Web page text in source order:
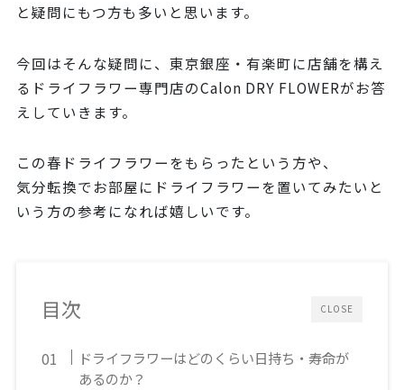
と疑問にもつ方も多いと思います。
今回はそんな疑問に、東京銀座・有楽町に店舗を構え
るドライフラワー専門店のCalon DRY FLOWERがお答
えしていきます。
この春ドライフラワーをもらったという方や、
気分転換でお部屋にドライフラワーを置いてみたいと
いう方の参考になれば嬉しいです。
CLOSE
目次
ドライフラワーはどのくらい日持ち・寿命が
あるのか？